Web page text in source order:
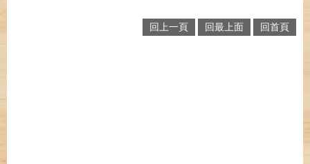
回上一頁 回最上面 回首頁